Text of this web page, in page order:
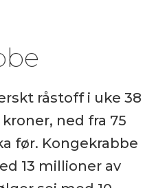
råstoff i uke 38
ned fra 75
før. Kongekrabbe
13 millioner av